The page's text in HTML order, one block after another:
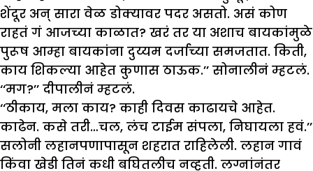
शेंदूर अन् सारा वेळ डोक्यावर पदर असतो. असं कोण
राहतं गं आजच्या काळात? खरं तर या अशाच बायकांमुळे
पुरूष आम्हा बायकांना दुय्यम दर्जाच्या समजतात. किती,
काय शिकल्या आहेत कुणास ठाऊक.’’ सोनालीनं म्हटलं.
‘‘मग?’’ दीपालीनं म्हटलं.
‘‘ठीकाय, मला काय? काही दिवस काढायचे आहेत.
काढेन. कसे तरी…चल, लंच टाईम संपला, निघायला हवं.’’
सलोनी लहानपणापासून शहरात राहिलेली. लहान गावं
किंवा खेडी तिनं कधी बघितलीच नव्हती. लग्नांनंतर